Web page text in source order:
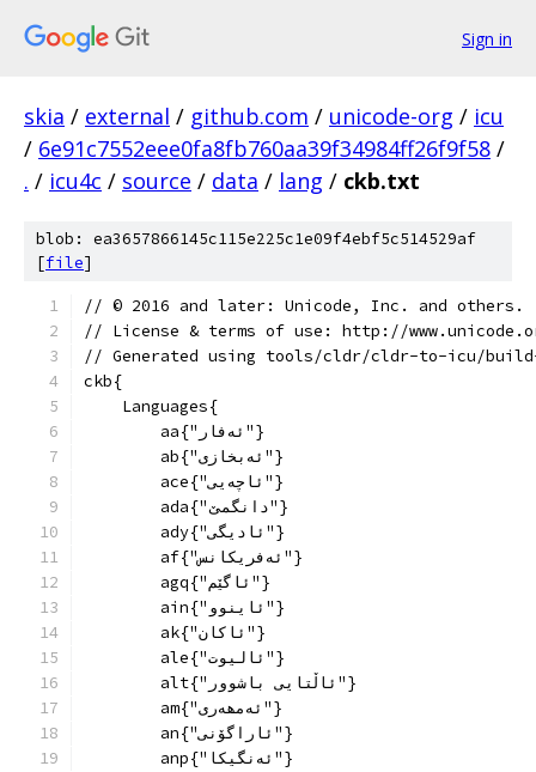
Sign in
skia / external / github.com / unicode-org / icu
/ 6e91c7552eee0fa8fb760aa39f34984ff26f9f58 /
. / icu4c / source / data / lang / ckb.txt
blob: ea3657866145c115e225c1e09f4ebf5c514529af
[file]
﻿// © 2016 and later: Unicode, Inc. and others.
// License & terms of use: http://
// Generated using tools/cldr/cldr-to-icu/
ckb{
    Languages{
        aa{"ئەفار"}
        ab{"ئەبخازی"}
        ace{"ئاچەیی"}
        ada{"دانگمێ"}
        ady{"ئادیگی"}
        af{"ئەفریکانس"}
        agq{"ئاگێم"}
        ain{"ئاینوو"}
        ak{"ئاکان"}
        ale{"ئالیوت"}
        alt{"ئاڵتایی باشوور"}
        am{"ئەمھەری"}
        an{"ئاراگۆنی"}
        anp{"ئەنگیکا"}